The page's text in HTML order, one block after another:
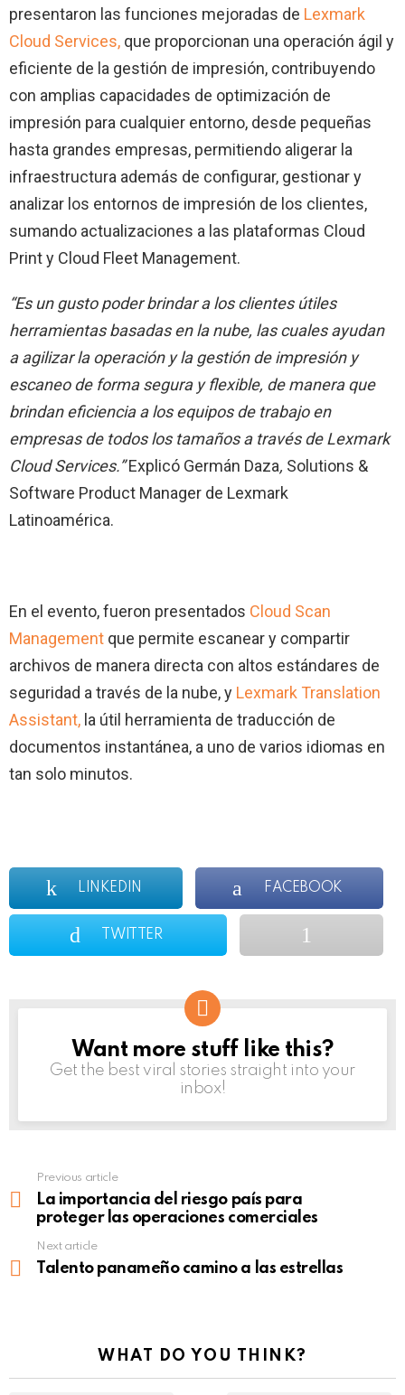
presentaron las funciones mejoradas de Lexmark
Cloud Services, que proporcionan una operación ágil y
eficiente de la gestión de impresión, contribuyendo
con amplias capacidades de optimización de
impresión para cualquier entorno, desde pequeñas
hasta grandes empresas, permitiendo aligerar la
infraestructura además de configurar, gestionar y
analizar los entornos de impresión de los clientes,
sumando actualizaciones a las plataformas Cloud
Print y Cloud Fleet Management.
“Es un gusto poder brindar a los clientes útiles
herramientas basadas en la nube, las cuales ayudan
a agilizar la operación y la gestión de impresión y
escaneo de forma segura y flexible, de manera que
brindan eficiencia a los equipos de trabajo en
empresas de todos los tamaños a través de Lexmark
Cloud Services.”Explicó Germán Daza, Solutions &
Software Product Manager de Lexmark
Latinoamérica.
En el evento, fueron presentados Cloud Scan
Management que permite escanear y compartir
archivos de manera directa con altos estándares de
seguridad a través de la nube, y Lexmark Translation
Assistant, la útil herramienta de traducción de
documentos instantánea, a uno de varios idiomas en
tan solo minutos.
LINKEDIN FACEBOOK
TWITTER
NEWSLETTER
Want more stuff like this?
Get the best viral stories straight into your
inbox!
more
Previous article
La importancia del riesgo país para
proteger las operaciones comerciales
Next article
Talento panameño camino a las estrellas
WHAT DO YOU THINK?